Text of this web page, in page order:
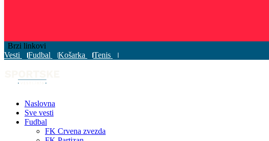
Brzi linkovi
Vesti
Fudbal Košarka Tenis
Naslovna
Sve vesti
Fudbal
FK Crvena zvezda